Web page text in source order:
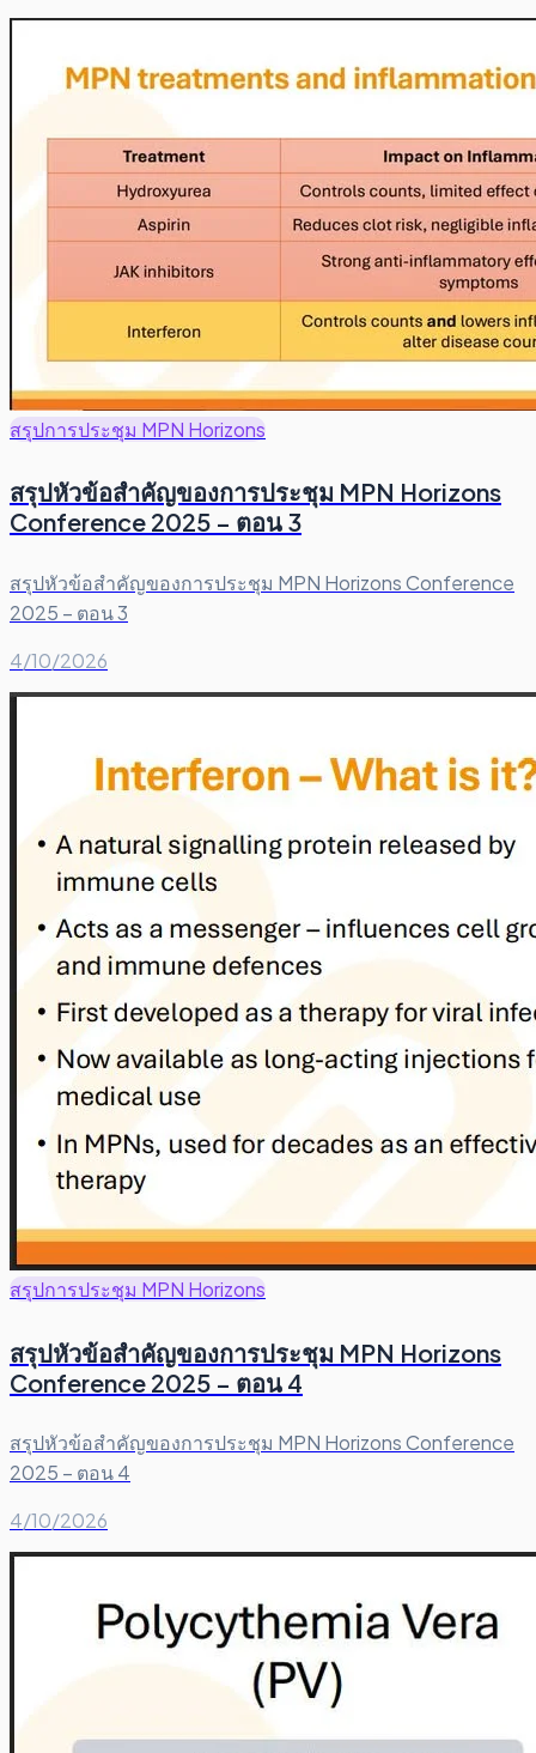
สรุปการประชุม MPN Horizons
สรุปหัวข้อสำคัญของการประชุม MPN Horizons
Conference 2025 – ตอน 3
สรุปหัวข้อสำคัญของการประชุม MPN Horizons Conference
2025 – ตอน 3
4/10/2026
สรุปการประชุม MPN Horizons
สรุปหัวข้อสำคัญของการประชุม MPN Horizons
Conference 2025 – ตอน 4
สรุปหัวข้อสำคัญของการประชุม MPN Horizons Conference
2025 – ตอน 4
4/10/2026